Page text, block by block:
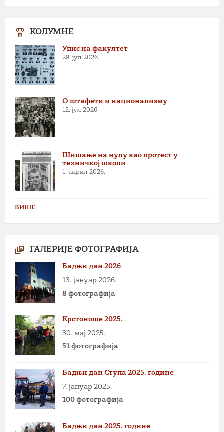
КОЛУМНЕ
Упис на факултет
29. јул 2026.
О штафети и национализму
12. јул 2026.
Шишање на нулу као протест у
техничкој школи
1. април 2026.
ВИШЕ
ГАЛЕРИЈЕ ФОТОГРАФИЈА
Бадњи дан 2026
13. јануар 2026.
8 фотографија
Крстоноше 2025.
30. мај 2025.
51 фотографија
Бадњи дан Ступа 2025. године
7. јануар 2025.
100 фотографија
Бадњи дан 2025. године